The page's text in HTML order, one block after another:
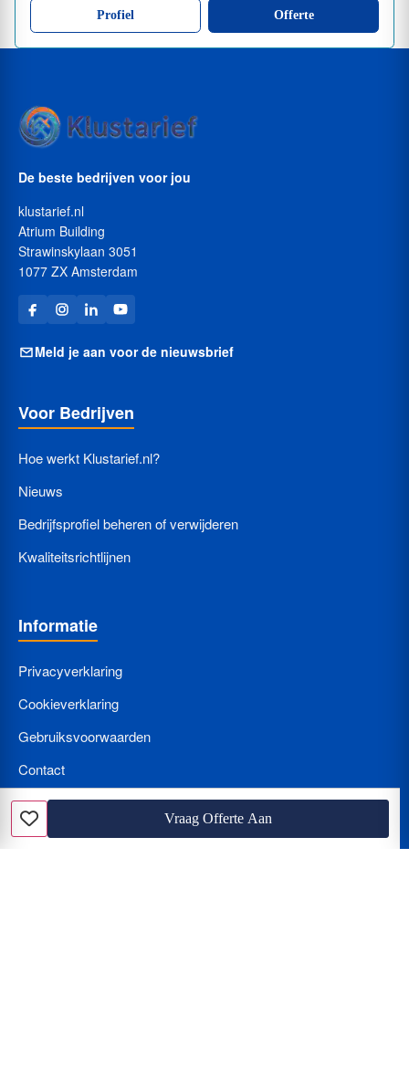
Profiel Offerte
Favoriet
Vraag Offerte Aan
De beste bedrijven voor jou
klustarief.nl
Atrium Building
Strawinskylaan 3051
1077 ZX Amsterdam
Meld je aan voor de nieuwsbrief
Voor Bedrijven
Hoe werkt Klustarief.nl?
Nieuws
Bedrijfsprofiel beheren of verwijderen
Kwaliteitsrichtlijnen
Informatie
Privacyverklaring
Cookieverklaring
Gebruiksvoorwaarden
Contact
Bedrijf Aanmelden